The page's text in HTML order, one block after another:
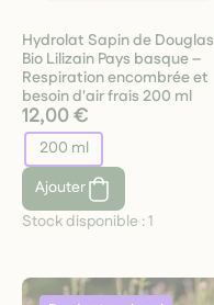
Hydrolat Sapin de Douglas
Bio Lilizain Pays basque –
Respiration encombrée et
besoin d'air frais 200 ml
12,00 €
200 ml
Ajouter
Stock disponible :1